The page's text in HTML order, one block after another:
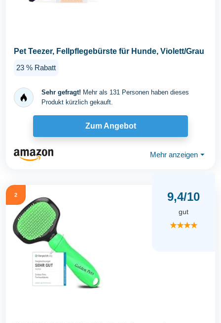
Pet Teezer, Fellpflegebürste für Hunde, Violett/Grau
23 % Rabatt
Sehr gefragt! Mehr als 131 Personen haben dieses
Produkt kürzlich gekauft.
Zum Angebot
Mehr anzeigen ⏷
2 9,4/10
gut
★★★★